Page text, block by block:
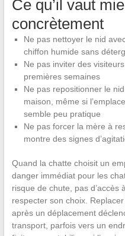
Ce qu’il vaut
concrètement
Ne pas nettoyer le nid
chiffon humide sans
Ne pas inviter des
premières semaines
Ne pas repositionner le
maison, même si
semble peu pratique
Ne pas forcer la mère à
montre des signes
Quand la chatte choisit un
danger immédiat pour les
risque de chute, pas d’accès
respecter son choix.
après un déplacement
transport, parfois vers un